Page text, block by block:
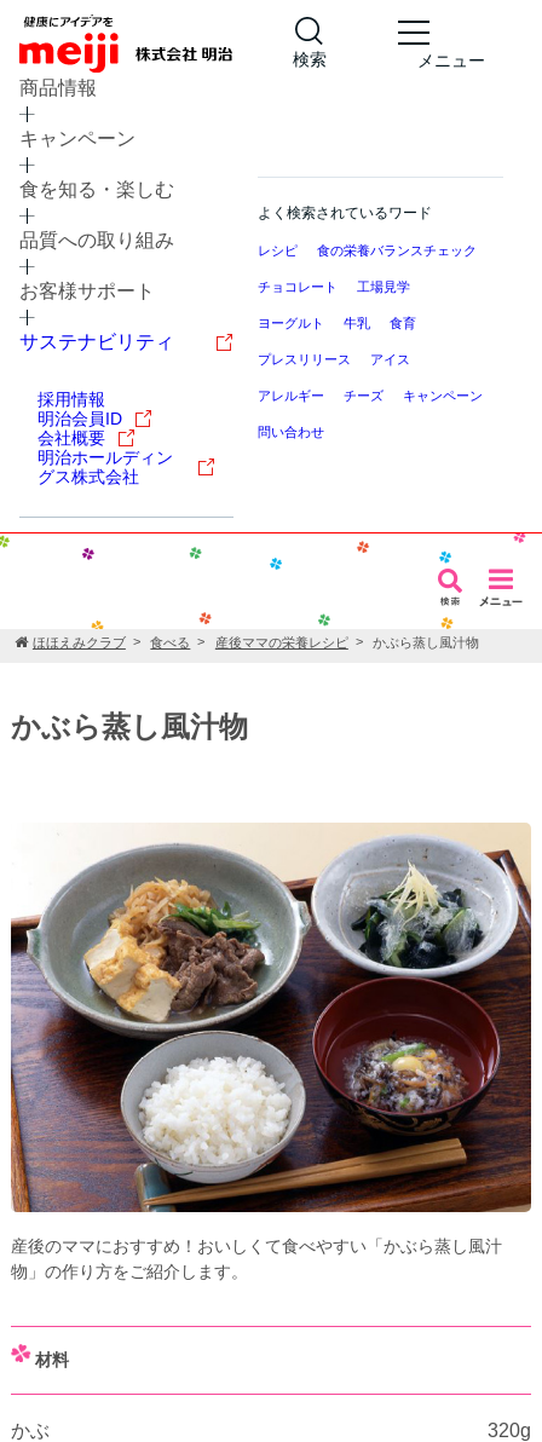
検索 メニュー
商品情報
キャンペーン
食を知る・楽しむ
品質への取り組み
お客様サポート
サステナビリティ
採用情報
明治会員ID
会社概要
明治ホールディン
グス株式会社
よく検索されているワード
レシピ 食の栄養バランスチェック
チョコレート 工場見学
ヨーグルト 牛乳 食育
プレスリリース アイス
アレルギー チーズ キャンペーン
問い合わせ
ほほえみクラブ 食べる 産後ママの栄養レシピ かぶら蒸し風汁物
かぶら蒸し風汁物
産後のママにおすすめ！おいしくて食べやすい「かぶら蒸し風汁
物」の作り方をご紹介します。
材料
かぶ 320g